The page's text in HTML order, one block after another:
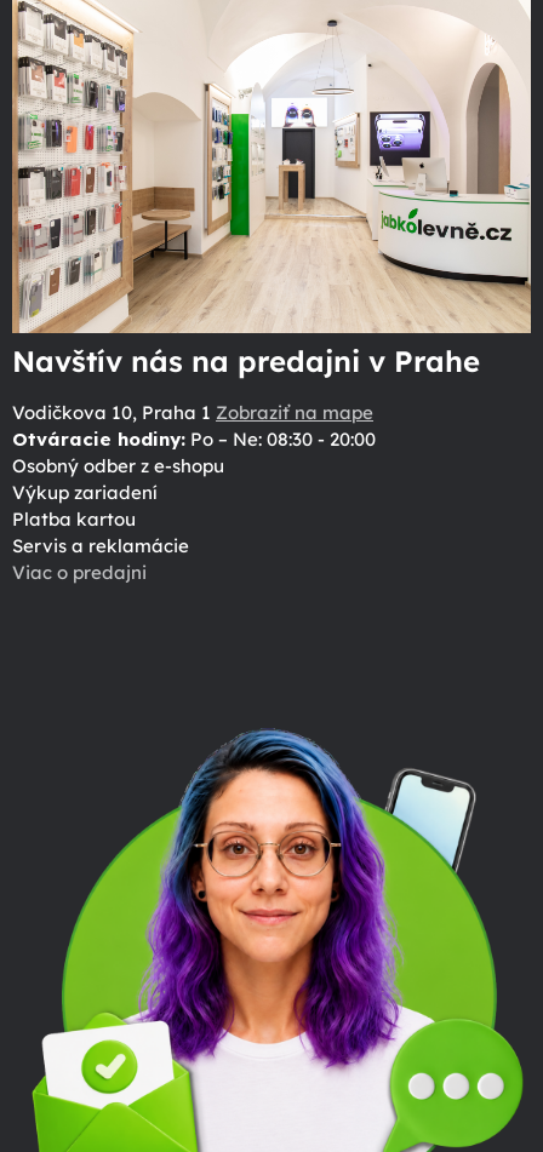
Navštív nás na predajni v Prahe
Vodičkova 10, Praha 1 Zobraziť na mape
Otváracie hodiny: Po – Ne: 08:30 - 20:00
Osobný odber z e-shopu
Výkup zariadení
Platba kartou
Servis a reklamácie
Viac o predajni